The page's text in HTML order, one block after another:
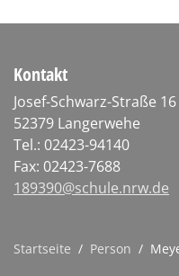
Kontakt
Josef-Schwarz-Straße 16
52379 Langerwehe
Tel.: 02423-94140
Fax: 02423-7688
189390@schule.nrw.de
Startseite / Person /